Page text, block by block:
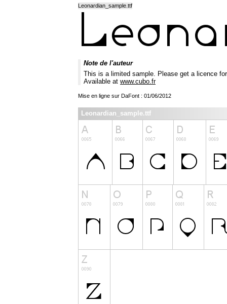
Leonardian_sample.ttf
Note de l'auteur
This is a limited sample. Please get a licence
Available at www.cubo.fr
Mise en ligne sur DaFont : 01/06/2012
Leonardian_sample.ttf